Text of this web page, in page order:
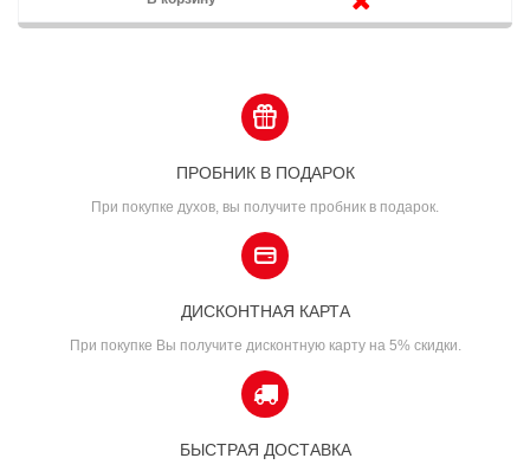
ПРОБНИК В ПОДАРОК
При покупке духов, вы получите пробник в подарок.
ДИСКОНТНАЯ КАРТА
При покупке Вы получите дисконтную карту на 5% скидки.
БЫСТРАЯ ДОСТАВКА